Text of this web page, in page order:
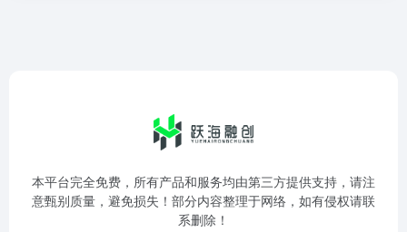
本平台完全免费，所有产品和服务均由第三方提供支持，请注
意甄别质量，避免损失！部分内容整理于网络，如有侵权请联
系删除！